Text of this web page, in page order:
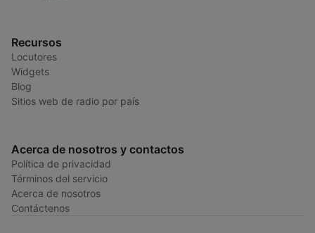
Recursos
Locutores
Widgets
Blog
Sitios web de radio por país
Acerca de nosotros y contactos
Política de privacidad
Términos del servicio
Acerca de nosotros
Contáctenos